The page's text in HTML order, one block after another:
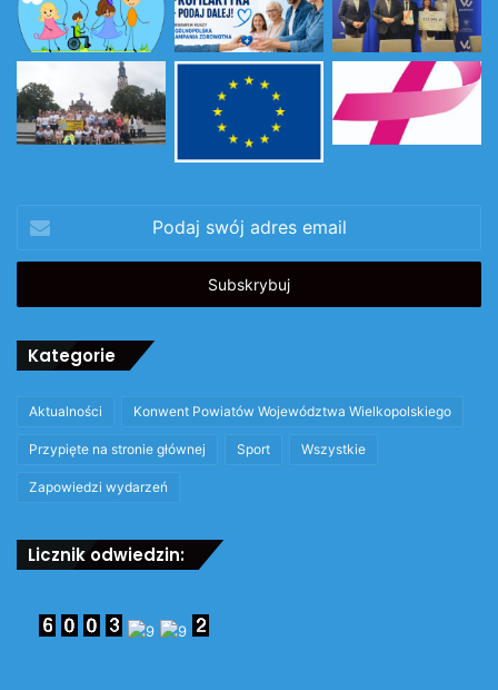
swój
adres
Kategorie
Aktualności Konwent Powiatów Województwa Wielkopolskiego
Przypięte na stronie głównej Sport Wszystkie
Zapowiedzi wydarzeń
Licznik odwiedzin: